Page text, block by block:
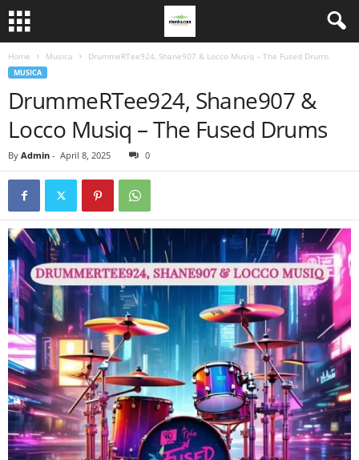
Home Musica DrummeRTee924, Shane907 & Locco Musiq – The Fused Drums
MUSICA
DrummeRTee924, Shane907 &
Locco Musiq – The Fused Drums
By Admin - April 8, 2025 0